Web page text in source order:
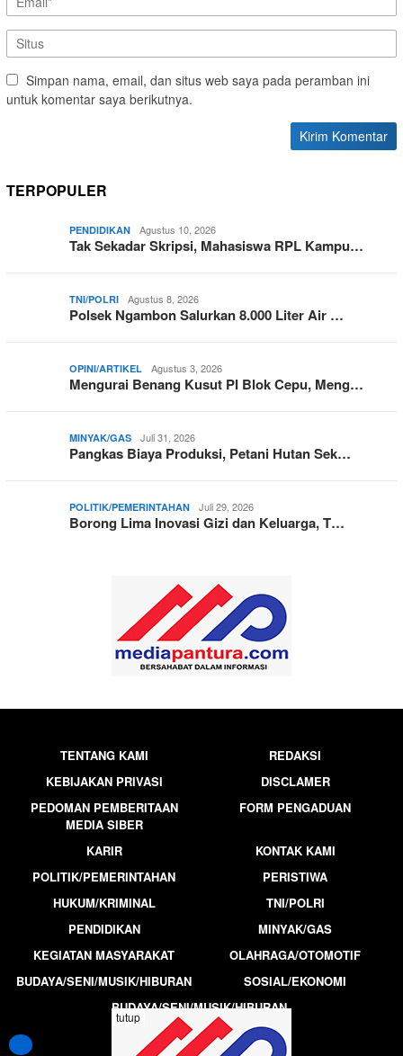
Simpan nama, email, dan situs web saya pada peramban ini
untuk komentar saya berikutnya.
TERPOPULER
PENDIDIKAN Agustus 10, 2026
Tak Sekadar Skripsi, Mahasiswa RPL Kampu…
TNI/POLRI Agustus 8, 2026
Polsek Ngambon Salurkan 8.000 Liter Air …
OPINI/ARTIKEL Agustus 3, 2026
Mengurai Benang Kusut PI Blok Cepu, Meng…
MINYAK/GAS Juli 31, 2026
Pangkas Biaya Produksi, Petani Hutan Sek…
POLITIK/PEMERINTAHAN Juli 29, 2026
Borong Lima Inovasi Gizi dan Keluarga, T…
TENTANG KAMI
REDAKSI
KEBIJAKAN PRIVASI
DISCLAMER
PEDOMAN PEMBERITAAN
MEDIA SIBER
FORM PENGADUAN
KARIR
KONTAK KAMI
POLITIK/PEMERINTAHAN
PERISTIWA
HUKUM/KRIMINAL
TNI/POLRI
PENDIDIKAN
MINYAK/GAS
KEGIATAN MASYARAKAT
OLAHRAGA/OTOMOTIF
BUDAYA/SENI/MUSIK/HIBURAN
SOSIAL/EKONOMI
BUDAYA/SENI/MUSIK/HIBURAN
tutup